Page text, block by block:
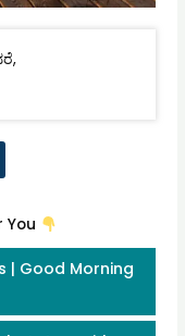
You
| Good Morning